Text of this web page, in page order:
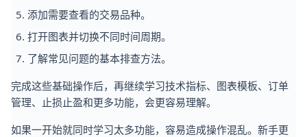
添加需要查看的交易品种。
打开图表并切换不同时间周期。
了解常见问题的基本排查方法。
完成这些基础操作后，再继续学习技术指标、图表模板、订单
管理、止损止盈和更多功能，会更容易理解。
如果一开始就同时学习太多功能，容易造成操作混乱。新手更